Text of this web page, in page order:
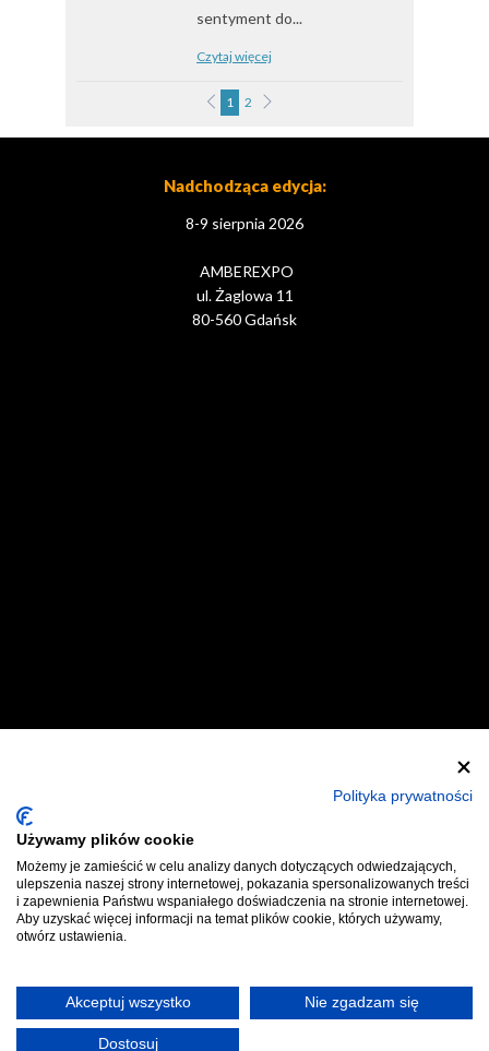
sentyment do...
Czytaj więcej
1 2
Nadchodząca edycja:
8-9 sierpnia 2026
AMBEREXPO
ul. Żaglowa 11
80-560 Gdańsk
Zostań Helperem
Polityka Prywatności
Kontakt Bilety
Polityka prywatności
Używamy plików cookie
Możemy je zamieścić w celu analizy danych dotyczących odwiedzających,
ulepszenia naszej strony internetowej, pokazania spersonalizowanych treści
i zapewnienia Państwu wspaniałego doświadczenia na stronie internetowej.
Aby uzyskać więcej informacji na temat plików cookie, których używamy,
otwórz ustawienia.
Akceptuj wszystko Nie zgadzam się
Dostosuj